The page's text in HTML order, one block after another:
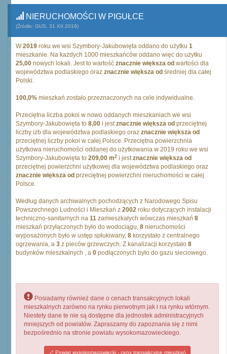
NIERUCHOMOŚCI W PIGUŁCE
(Źródło: GUS, 31.XII.2019)
W2019 roku we wsi Szymbory-Jakubowięta oddano do użytku 1
mieszkanie. Na każdych 1000 mieszkańców oddano więc do użytku
25,00 nowych lokali. Jest to wartość znacznie większa od wartości dla
województwa podlaskiego oraz znacznie większa od średniej dla całej
Polski.
100,0% mieszkań zostało przeznaczonych na cele indywidualne.
Przeciętna liczba pokoi w nowo oddanych mieszkaniach we wsi
Szymbory-Jakubowięta to 8,00 i jestznacznie większa od przeciętnej
liczby izb dla województwa podlaskiego oraz znacznie większa od
przeciętnej liczby pokoi w całej Polsce. Przeciętna powierzchnia
użytkowa nieruchomości oddanej do użytkowania w 2019 roku we wsi
Szymbory-Jakubowięta to 209,00 m2 i jestznacznie większa od
przeciętnej powierzchni użytkowej dla województwa podlaskiego oraz
znacznie większa od przeciętnej powierzchni nieruchomości w całej
Polsce.
Według danych archiwalnych pochodzących z Narodowego Spisu
Powszechnego Ludności i Mieszkań z 2002 roku dotyczących instalacji
techniczno-sanitarnych na 11 zamieszkałych wówczas mieszkań 8
mieszkań przyłączonych było do wodociągu, 8 nieruchomości
wyposażonych było w ustęp spłukiwany, 8 korzystało z centralnego
ogrzewania, a 3 z pieców grzewczych. Z kanalizacji korzystało 8
budynków mieszkalnych , a 0 podłączonych było do gazu sieciowego.
Posiadamy również dane o cenach transakcyjnych lokali
mieszkalnych zarówno na rynku pierwotnym jak i na rynku wtórnym.
Niestety dane te nie są dostępne dla jednostek administracyjnych
mniejszych od powiatów. Zapraszamy do zapoznania się z nimi
bezpośrednio na stronie powiatu wysokomazowieckiego.
Powiat wysokomazowiecki - ceny transakcyjne mieszkań